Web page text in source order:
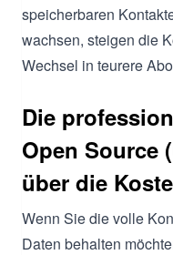
speicherbaren
wachsen, steigen die
Wechsel in teurere
Die
Open Source
über die
Wenn Sie die volle
Daten behalten